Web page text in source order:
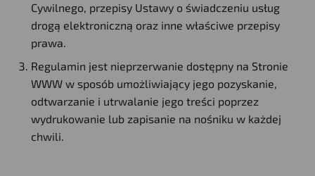
Cywilnego, przepisy Ustawy o świadczeniu usług
drogą elektroniczną oraz inne właściwe przepisy
prawa.
Regulamin jest nieprzerwanie dostępny na Stronie
WWW w sposób umożliwiający jego pozyskanie,
odtwarzanie i utrwalanie jego treści poprzez
wydrukowanie lub zapisanie na nośniku w każdej
chwili.